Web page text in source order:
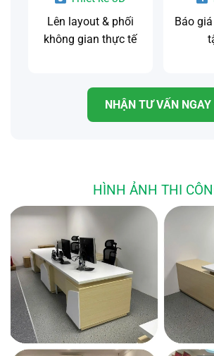
Lên layout & phối
không gian thực tế
Báo
NHẬN TƯ VẤN NGAY
HÌNH ẢNH THI